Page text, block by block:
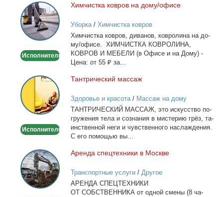
Химчистка
ковров
на
дому/
Исполнитель
Хим­чист­ка ков­ров на до­му/офи­се
Уборка/ Химчистка ковров
Хим­чист­ка ков­ров, ди­ва­нов, ков­ро­ли­на на до­
му/офи­се. ХИМЧИСТКА КОВРОЛИНА,
КОВРОВ И МЕБЕЛИ (в Офи­се и на До­му) -
Це­на: от 55 ₽ за...
Тантрический
массаж
Исполнитель
Тан­три­че­ский мас­саж
Здоровье и красота/ Массаж на дому
ТАНТРИЧЕСКИЙ МАССАЖ, это ис­кус­ство по­
гру­же­ния те­ла и со­зна­ния в ми­сте­рию грёз, та­
ин­ствен­ной неги и чув­ствен­но­го на­сла­жде­ния.
С его по­мо­щью вы...
Аренда
спецтехники
в
Москве
Арен­да спец­тех­ни­ки в Москве
Транспортные услуги/ Другое
АРЕНДА СПЕЦТЕХНИКИ
ОТ СОБСТВЕННИКА от од­ной сме­ны (8 ча­